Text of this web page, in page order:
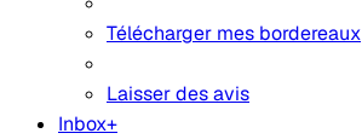
Télécharger mes bordereaux
Laisser des avis
Inbox+